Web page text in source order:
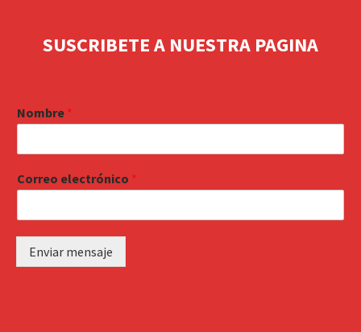
SUSCRIBETE A NUESTRA PAGINA
Nombre *
Correo electrónico *
Enviar mensaje